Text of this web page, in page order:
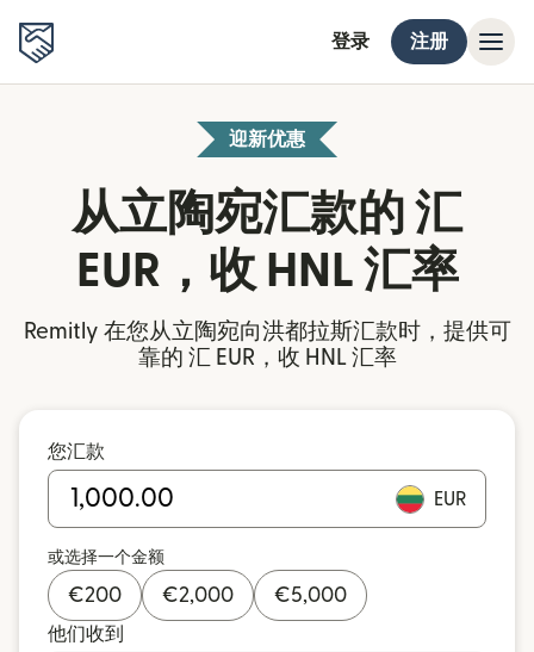
登录 注册
迎新优惠
从立陶宛汇款的 汇
EUR，收 HNL 汇率
Remitly 在您从立陶宛向洪都拉斯汇款时，提供可
靠的 汇 EUR，收 HNL 汇率
您汇款
EUR
或选择一个金额
€200 €2,000 €5,000
他们收到